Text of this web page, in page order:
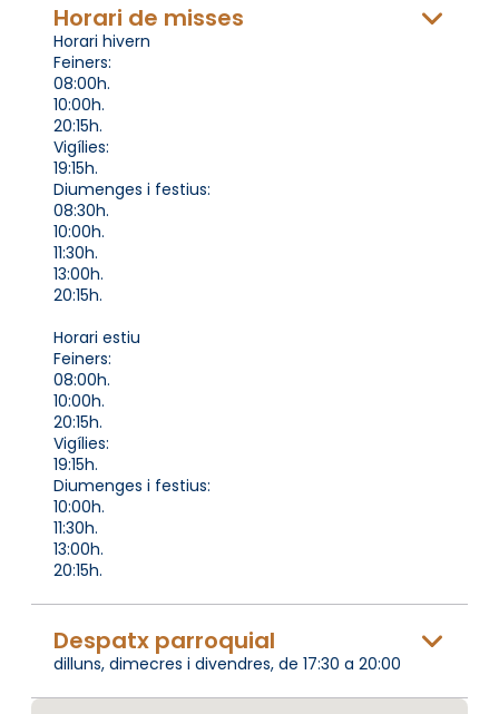
Horari de misses
Horari hivern
Feiners:
08:00h.
10:00h.
20:15h.
Vigílies:
19:15h.
Diumenges i festius:
08:30h.
10:00h.
11:30h.
13:00h.
20:15h.
Horari estiu
Feiners:
08:00h.
10:00h.
20:15h.
Vigílies:
19:15h.
Diumenges i festius:
10:00h.
11:30h.
13:00h.
20:15h.
Despatx parroquial
dilluns, dimecres i divendres, de 17:30 a 20:00